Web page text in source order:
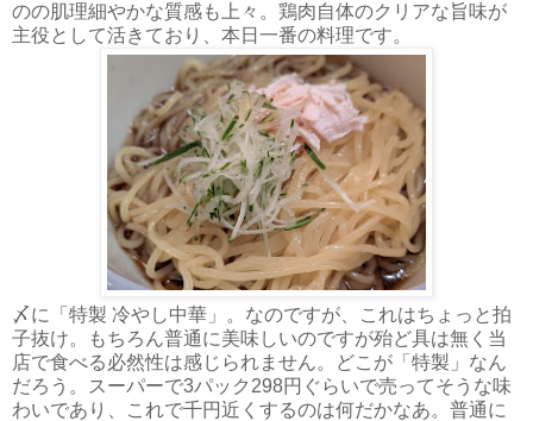
のの肌理細やかな質感も上々。鶏肉自体のクリアな旨味が
主役として活きており、本日一番の料理です。
〆に「特製 冷やし中華」。なのですが、これはちょっと拍
子抜け。もちろん普通に美味しいのですが殆ど具は無く当
店で食べる必然性は感じられません。どこが「特製」なん
だろう。スーパーで3パック298円ぐらいで売ってそうな味
わいであり、これで千円近くするのは何だかなあ。普通に